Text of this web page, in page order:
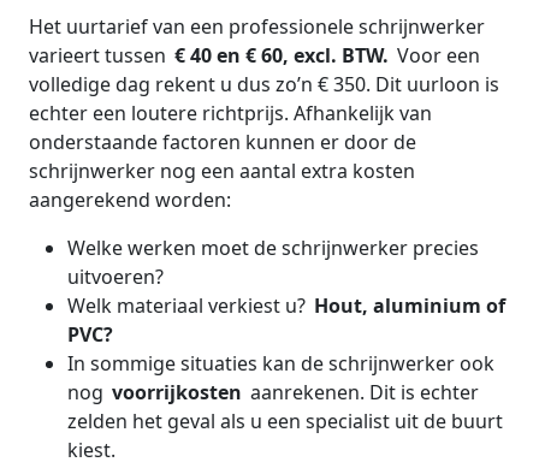
Het uurtarief van een professionele schrijnwerker
varieert tussen € 40 en € 60, excl. BTW. Voor een
volledige dag rekent u dus zo’n € 350. Dit uurloon is
echter een loutere richtprijs. Afhankelijk van
onderstaande factoren kunnen er door de
schrijnwerker nog een aantal extra kosten
aangerekend worden:
Welke werken moet de schrijnwerker precies
uitvoeren?
Welk materiaal verkiest u? Hout, aluminium of
PVC?
In sommige situaties kan de schrijnwerker ook
nog voorrijkosten aanrekenen. Dit is echter
zelden het geval als u een specialist uit de buurt
kiest.